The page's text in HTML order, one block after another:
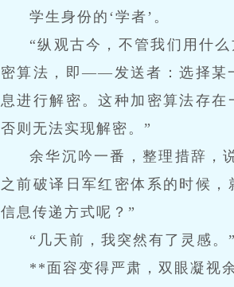
学生身份的‘学者’。
“纵观古今，不管我们用什
密算法，即——发送者：选择某
息进行解密。这种加密算法存在
否则无法实现解密。”
余华沉吟一番，整理措辞，
之前破译日军红密体系的时候
信息传递方式呢？”
“几天前，我突然有了灵感。”
**面容变得严肃，双眼凝视